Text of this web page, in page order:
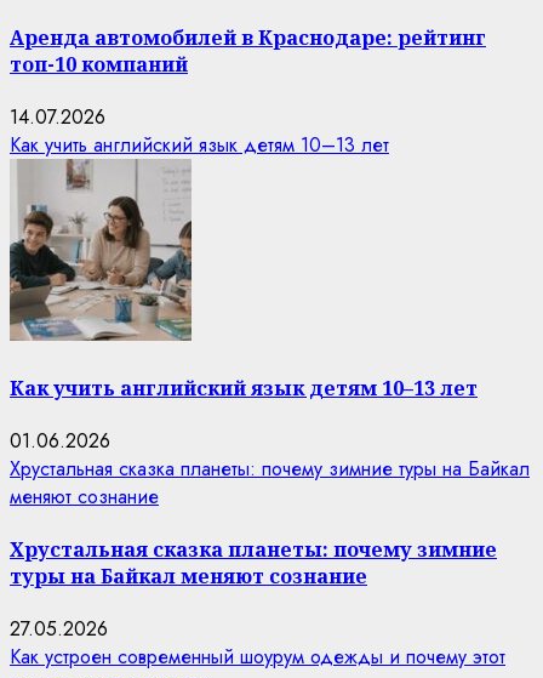
Аренда автомобилей в Краснодаре: рейтинг
топ-10 компаний
14.07.2026
Как учить английский язык детям 10–13 лет
Как учить английский язык детям 10–13 лет
01.06.2026
Хрустальная сказка планеты: почему зимние туры на Байкал
меняют сознание
Хрустальная сказка планеты: почему зимние
туры на Байкал меняют сознание
27.05.2026
Как устроен современный шоурум одежды и почему этот